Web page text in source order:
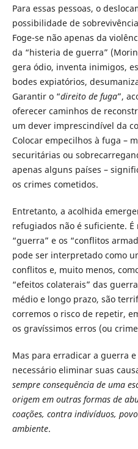
Para essas pessoas, o
possibilidade de
Foge-se não apenas da
da “histeria de guerra”
gera ódio, inventa inimigos,
bodes expiatórios,
Garantir o “direito de fuga”,
oferecer caminhos de
um dever imprescindível da
Colocar empecilhos à fuga –
securitárias ou
apenas alguns países –
os crimes cometidos.
Entretanto, a acolhida
refugiados não é suficiente.
“guerra” e os “conflitos
pode ser interpretado como
conflitos e, muito menos,
“efeitos colaterais” das
médio e longo prazo, são
corremos o risco de repetir,
os gravíssimos erros (ou
Mas para erradicar a guerra
necessário eliminar suas
sempre consequência de uma
origem em outras formas de
coações, contra indivíduos,
ambiente.